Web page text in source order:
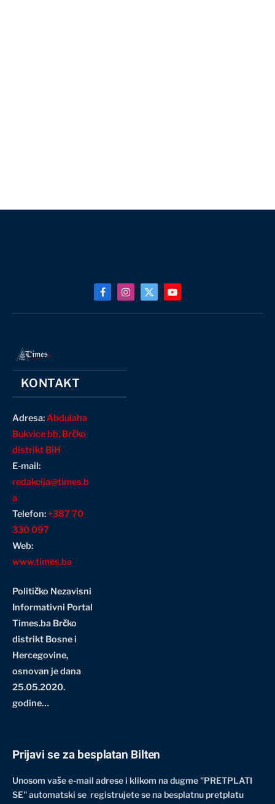
FacebookInstagram
X
(Twitter)
YouTube
KONTAKT
Adresa:Abdulaha
Bukvice bb, Brčko
distrikt BiH
E-mail:
redakcija@times.b
a
Telefon:+387 70
330 097
Web:
www.times.ba
Političko Nezavisni
Informativni Portal
Times.ba Brčko
distrikt Bosne i
Hercegovine,
osnovan je dana
25.05.2020.
godine…
Prijavi se za besplatan Bilten
Unosom vaše e-mail adrese i klikom na dugme "PRETPLATI
SE" automatski se registrujete se na besplatnu pretplatu